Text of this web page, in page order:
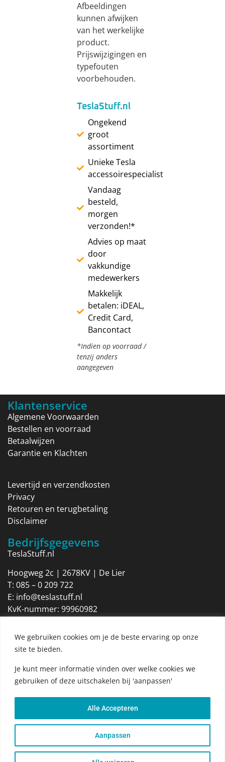
We gebruiken cookies om je de beste ervaring op onze
site te bieden.
Je kunt meer informatie vinden over welke cookies we
gebruiken of deze uitschakelen bij 'aanpassen'
Aanpassen
Alle Accepteren
Afbeeldingen
kunnen afwijken
van het werkelijke
product.
Prijswijzigingen en
typefouten
voorbehouden.
TeslaStuff.nl
Ongekend
groot
assortiment
Unieke Tesla
accessoirespecialist
Vandaag
besteld,
morgen
verzonden!*
Advies op maat
door
vakkundige
medewerkers
Makkelijk
betalen: iDEAL,
Credit Card,
Bancontact
*Indien op voorraad /
tenzij anders
aangegeven
Klantenservice
Algemene Voorwaarden
Bestellen en voorraad
Betaalwijzen
Garantie en Klachten
Levertijd en verzendkosten
Privacy
Retouren en terugbetaling
Disclaimer
Bedrijfsgegevens
TeslaStuff.nl
Hoogweg 2c | 2678KV | De Lier
T: 085 – 0 209 722
E: info@teslastuff.nl
KvK-nummer: 99960982
Openingstijden
Maandag 09:00 tot 17:30
Dinsdag 09:00 tot 17:30
Woensdag 09:00 tot 17:30
Vrijdag 09:00 tot 17:30
Zondag Gesloten
Betaalmethoden webshop